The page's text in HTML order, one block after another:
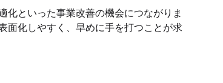
化といった事業改善の機会につながりま
面化しやすく、早めに手を打つことが求